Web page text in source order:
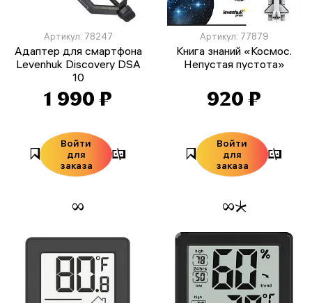
Артикул: 78247
Адаптер для смартфона
Levenhuk Discovery DSA
10
1 990 ₽
Войти
для
заказа
Артикул: 77879
Книга знаний «Космос.
Непустая пустота»
920 ₽
Войти
для
заказа